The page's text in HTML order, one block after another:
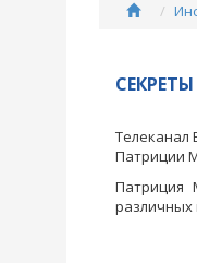
Телеканал
Патриции
Патриция
различных